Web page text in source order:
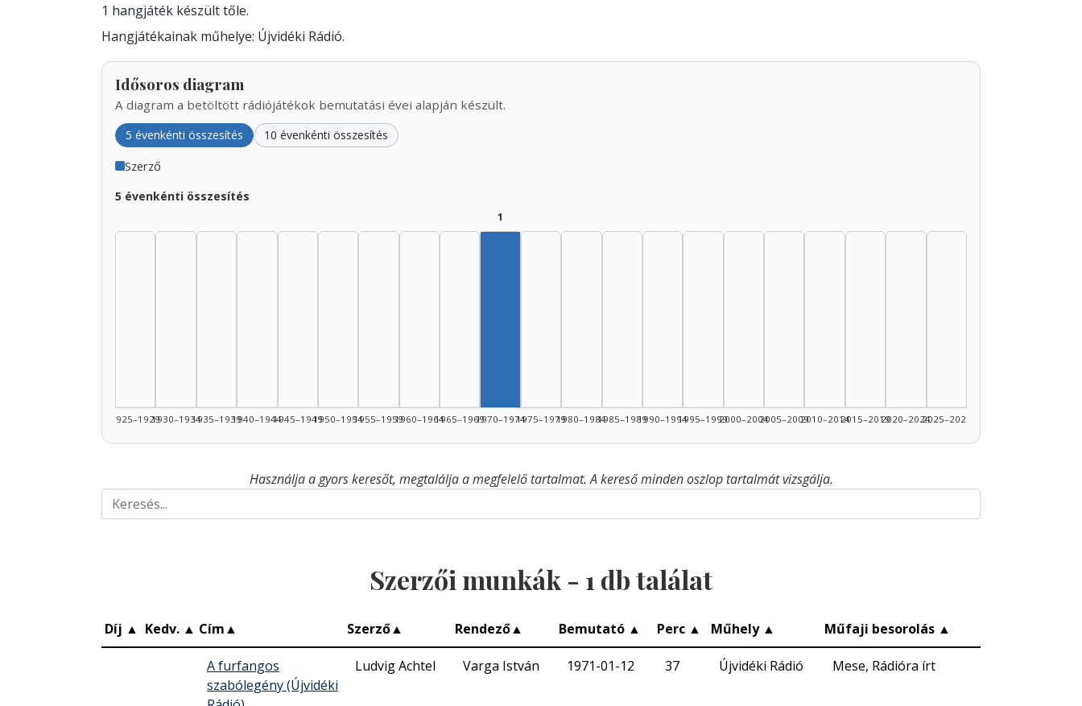
1 hangjáték készült tőle.
Hangjátékainak műhelye: Újvidéki Rádió.
Idősoros diagram
A diagram a betöltött rádiójátékok bemutatási évei alapján készült.
5 évenkénti összesítés 10 évenkénti összesítés
Szerző
5 évenkénti összesítés
1925–19291930–19341935–19391940–19441945–19491950–19541955–19591960–19641965–1969
1
1970–19741975–19791980–19841985–19891990–19941995–19992000–20042005–20092010–20142015–20192020–20242025–2026
Használja a gyors keresőt, megtalálja a megfelelő tartalmat. A kereső minden oszlop tartalmát vizsgálja.
Szerzői munkák - 1 db találat
Díj ▲ Kedv. ▲ Cím▲ Szerző▲ Rendező▲ Bemutató ▲ Perc ▲ Műhely ▲ Műfaji besorolás ▲
A furfangos
szabólegény (Újvidéki
Ludvig Achtel Varga István 1971-01-12 37 Újvidéki Rádió Mese, Rádióra írt